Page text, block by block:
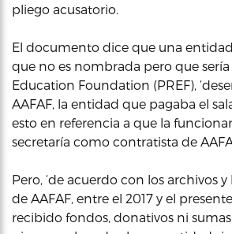
pliego acusatorio.
El documento dice que una
que no es nombrada pero que
Education Foundation (PREF),
AAFAF, la entidad que pagaba el
esto en referencia a que la
secretaría como contratista de
Pero, ‘de acuerdo con los archivos
de AAFAF, entre el 2017 y el
recibido fondos, donativos ni